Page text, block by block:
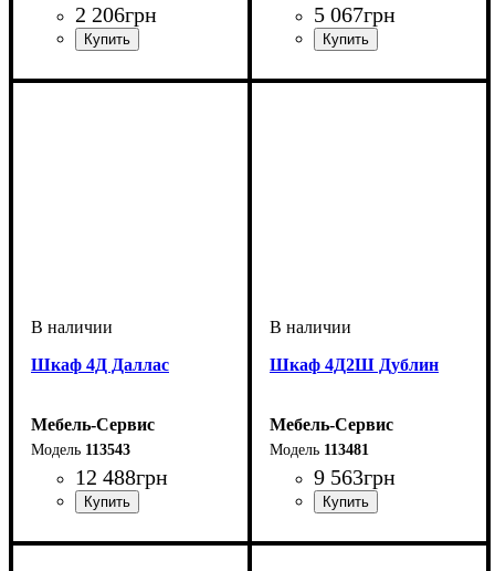
2 206грн 5 067грн
Шкаф 4Д Даллас
Мебель-Сервис
113543
12 488грн
Шкаф 4Д2Ш Дублин
Мебель-Сервис
113481
9 563грн